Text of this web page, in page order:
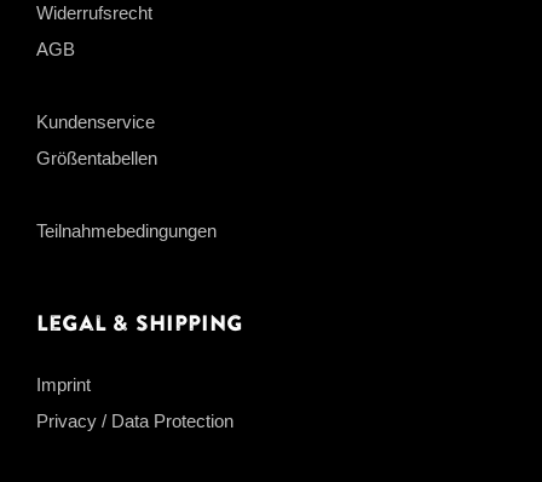
Widerrufsrecht
AGB
Kundenservice
Größentabellen
Teilnahmebedingungen
Legal & Shipping
Imprint
Privacy / Data Protection